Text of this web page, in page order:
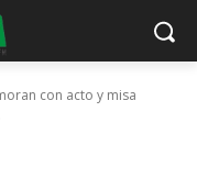
con acto y misa